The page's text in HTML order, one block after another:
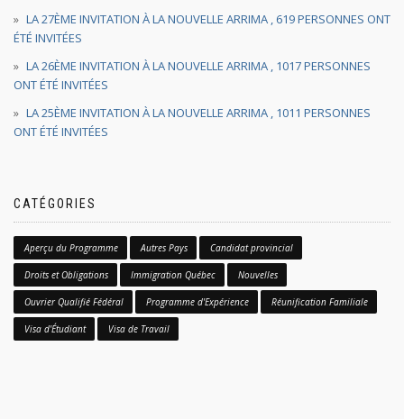
LA 27ÈME INVITATION À LA NOUVELLE ARRIMA , 619 PERSONNES ONT
ÉTÉ INVITÉES
LA 26ÈME INVITATION À LA NOUVELLE ARRIMA , 1017 PERSONNES
ONT ÉTÉ INVITÉES
LA 25ÈME INVITATION À LA NOUVELLE ARRIMA , 1011 PERSONNES
ONT ÉTÉ INVITÉES
CATÉGORIES
Aperçu du Programme Autres Pays Candidat provincial
Droits et Obligations Immigration Québec Nouvelles
Ouvrier Qualifié Fédéral Programme d'Expérience Réunification Familiale
Visa d'Étudiant Visa de Travail